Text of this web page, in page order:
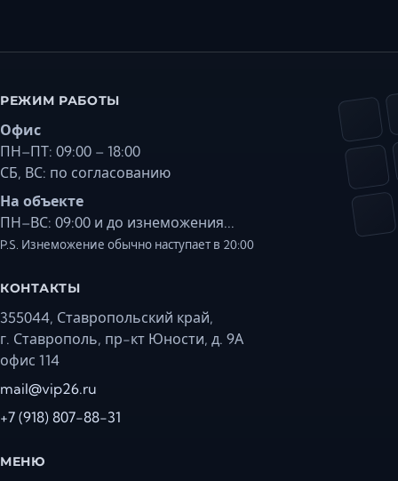
РЕЖИМ РАБОТЫ
Офис
ПН–ПТ: 09:00 – 18:00
СБ, ВС: по согласованию
На объекте
ПН–ВС: 09:00 и до изнеможения...
P.S. Изнеможение обычно наступает в 20:00
КОНТАКТЫ
355044, Ставропольский край,
г. Ставрополь, пр-кт Юности, д. 9А
офис 114
mail@vip26.ru
+7 (918) 807-88-31
МЕНЮ